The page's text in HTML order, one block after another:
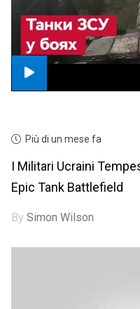
Più di un mese fa
I Militari Ucraini
Epic Tank Battlefield
BySimon Wilson